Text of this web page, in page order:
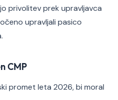
privolitev prek upravljavca
upravljali pasico
CMP
promet leta 2026, bi moral